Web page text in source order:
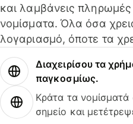
και λαμβάνεις
νομίσματα. Όλα όσα
λογαριασμό, όποτε τα
Διαχειρίσου τα
παγκοσμίως.
Κράτα τα
σημείο και